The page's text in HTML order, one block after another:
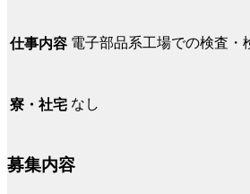
仕事内容 電子部品系工場での検査・
寮・社宅 なし
募集内容